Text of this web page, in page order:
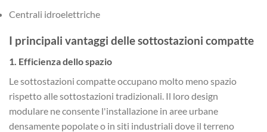
Centrali idroelettriche
I principali vantaggi delle sottostazioni compatte
1. Efficienza dello spazio
Le sottostazioni compatte occupano molto meno spazio
rispetto alle sottostazioni tradizionali. Il loro design
modulare ne consente l'installazione in aree urbane
densamente popolate o in siti industriali dove il terreno